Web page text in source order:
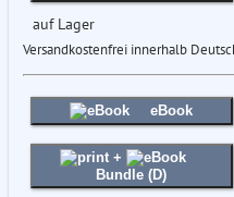
auf Lager
Versandkostenfrei innerhalb
eBook
+
Bundle (D)